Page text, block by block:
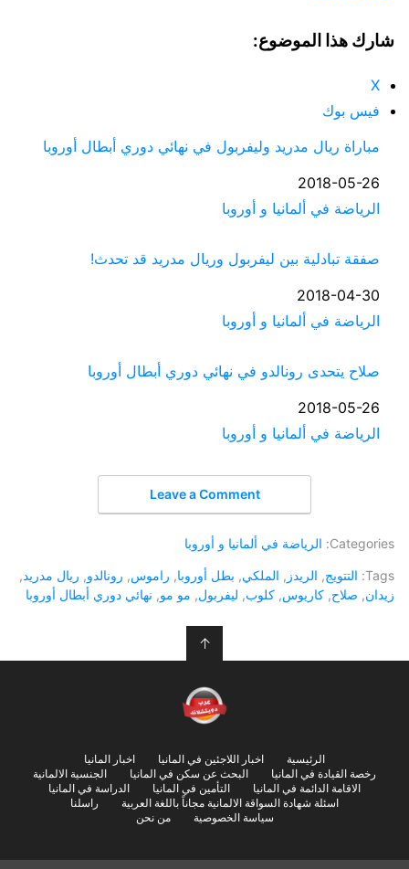
شارك هذا الموضوع:
X
فيس بوك
مباراة ريال مدريد وليفربول في نهائي دوري أبطال أوروبا
التاريخ
2018-05-26
في ما يتعلق بما يأتي
الرياضة في ألمانيا و أوروبا
صفقة تبادلية بين ليفربول وريال مدريد قد تحدث!
التاريخ
2018-04-30
في ما يتعلق بما يأتي
الرياضة في ألمانيا و أوروبا
صلاح يتحدى رونالدو في نهائي دوري أبطال أوروبا
التاريخ
2018-05-26
في ما يتعلق بما يأتي
الرياضة في ألمانيا و أوروبا
Leave a Comment
Categories: الرياضة في ألمانيا و أوروبا
Tags: التتويج, الريدز , الملكي, بطل أوروبا, راموس, رونالدو, ريال مدريد,
زيدان, صلاح, كاريوس, كلوب, ليفربول, مو مو, نهائي دوري أبطال أوروبا
↑
الرئيسية اخبار اللاجئين في المانيا
اخبار المانيا
رخصة القيادة في المانيا
البحث عن سكن في المانيا
الجنسية الالمانية
الاقامة الدائمة في المانيا
التأمين في المانيا
الدراسة في المانيا
اسئلة شهادة السواقة الالمانية مجاناً باللغة العربية
راسلنا
سياسة الخصوصية
من نحن